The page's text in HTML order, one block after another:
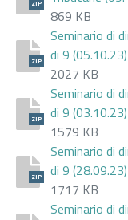
ZIP
869 KB
ZIP
Seminario di
di 9 (05.10.23)
2027 KB
ZIP
Seminario di
di 9 (03.10.23)
1579 KB
ZIP
Seminario di
di 9 (28.09.23)
1717 KB
Seminario di